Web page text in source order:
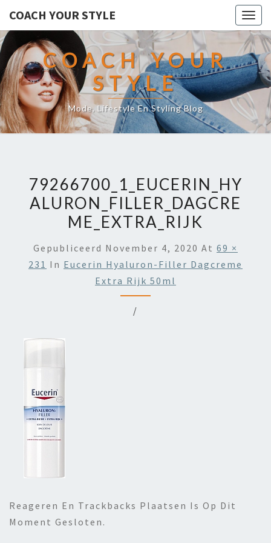
COACH YOUR STYLE
COACH YOUR
STYLE
Mode, Lifestyle En Styling Blog
79266700_1_EUCERIN_HY
ALURON_FILLER_DAGCRE
ME_EXTRA_RIJK
Gepubliceerd November 4, 2020 At 69 ×
231 In Eucerin Hyaluron-Filler Dagcreme
Extra Rijk 50ml
/
Reageren En Trackbacks Plaatsen Is Op Dit
Moment Gesloten.